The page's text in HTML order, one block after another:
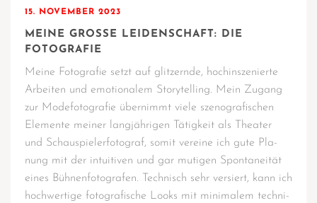
15. NOVEMBER 2023
MEINE GROSSE LEIDENSCHAFT: DIE F
OTOGRAFIE
Mei­ne Foto­gra­fie setzt auf glit­zern­de, hoch­in­sze­nier­te
Arbei­ten und emo­tio­na­lem Sto­rytel­ling. Mein Zugang
zur Mode­fo­to­gra­fie über­nimmt vie­le szen­o­gra­fi­schen
Ele­men­te mei­ner lang­jäh­ri­gen Tätig­keit als Thea­ter
und Schau­spiel­erfo­to­graf, somit ver­ei­ne ich gute Pla­
nung mit der intui­ti­ven und gar muti­gen Spon­ta­nei­tät
eines Büh­nen­fo­to­gra­fen. Tech­nisch sehr ver­siert, kann ich
hoch­wer­ti­ge foto­gra­fi­sche Looks mit mini­ma­lem tech­ni­